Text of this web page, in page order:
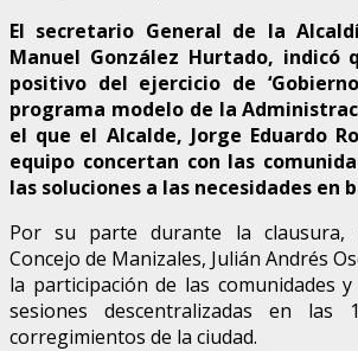
El secretario General de la
Manuel González Hurtado, indicó
positivo del ejercicio de
programa modelo de la
el que el Alcalde, Jorge Eduardo
equipo concertan con las
las soluciones a las necesidades en
Por su parte durante la clausura,
Concejo de Manizales, Julián Andrés
la participación de las comunidades
sesiones descentralizadas en
corregimientos de la ciudad.